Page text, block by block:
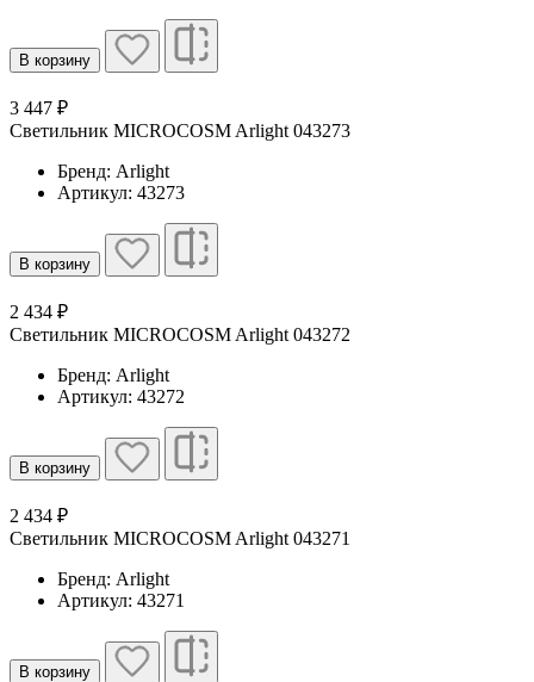
В корзину
3 447 ₽
Светильник MICROCOSM Arlight 043273
Бренд: Arlight
Артикул: 43273
В корзину
2 434 ₽
Светильник MICROCOSM Arlight 043272
Бренд: Arlight
Артикул: 43272
В корзину
2 434 ₽
Светильник MICROCOSM Arlight 043271
Бренд: Arlight
Артикул: 43271
В корзину